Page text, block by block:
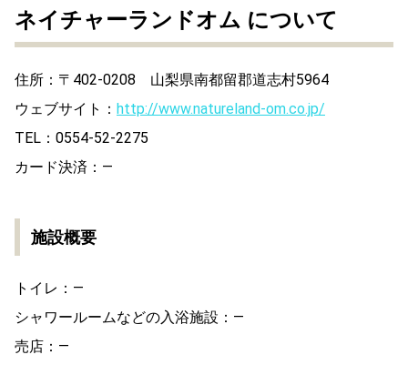
ネイチャーランドオム について
住所：〒402-0208 山梨県南都留郡道志村5964
ウェブサイト： http://www.natureland-om.co.jp/
TEL：0554-52-2275
カード決済：―
施設概要
トイレ：―
シャワールームなどの入浴施設：―
売店：―